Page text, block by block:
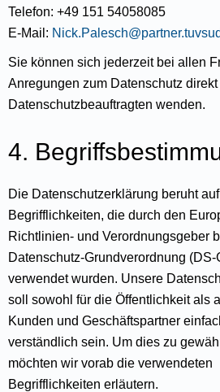
Telefon: +49 151 54058085
E-Mail:
Sie können sich jederzeit bei allen
Anregungen zum Datenschutz
Datenschutzbeauftragten wenden.
4.
Die Datenschutzerklärung beruht
Begrifflichkeiten, die durch den
Richtlinien- und Verordnungsgeber
Datenschutz-Grundverordnung (DS-
verwendet wurden. Unsere
soll sowohl für die Öffentlichkeit als
Kunden und Geschäftspartner
verständlich sein. Um dies zu
möchten wir vorab die verwendeten
Begrifflichkeiten erläutern.